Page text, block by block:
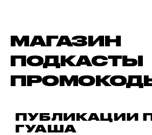
МАГАЗИН
ПОДКАСТЫ
ПУБЛИКАЦИИ
ГУАША